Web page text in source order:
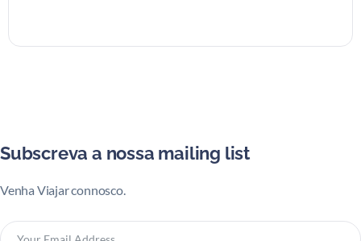
Subscreva a nossa mailing list
Venha Viajar connosco.